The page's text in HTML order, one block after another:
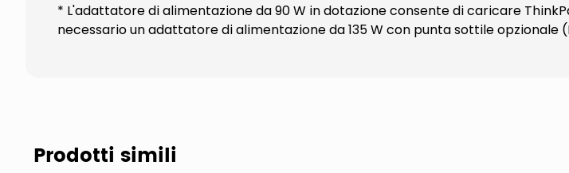
* L'adattatore di alimentazione da 90 W in dotazione consente di caricare
necessario un adattatore di alimentazione da 135 W con punta sottile opzionale
Prodotti simili